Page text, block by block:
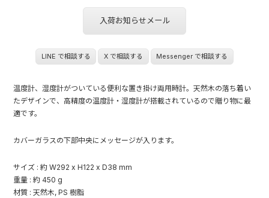
入荷お知らせメール
LINE で相談する X で相談する Messenger で相談する
温度計、湿度計がついている便利な置き掛け両用時計。天然木の落ち着い
たデザインで、高精度の温度計・湿度計が搭載されているので贈り物に最
適です。
カバーガラスの下部中央にメッセージが入ります。
サイズ : 約 W292 x H122 x D38 mm
重量 : 約 450 g
材質 : 天然木, PS 樹脂